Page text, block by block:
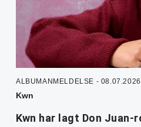
ALBUMANMELDELSE - 08.07.2026
Kwn
Kwn har lagt Don Juan-